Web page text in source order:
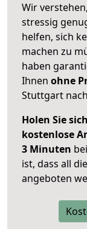
Wir
stressig
helfen, sich
machen zu
haben
Ihnen ohne
Stuttgart
Holen Sie
kostenlose
3 Minuten
ist, dass all
angeboten